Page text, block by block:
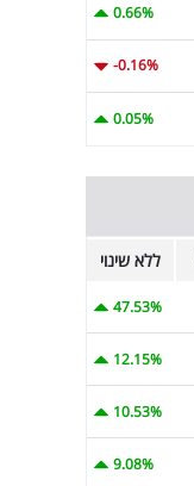
0.66%
-0.16%
0.05%
ללא שינוי
47.53%
12.15%
10.53%
9.08%